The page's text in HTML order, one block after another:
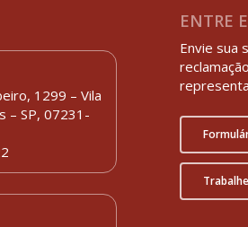
1299 – Vila
– SP, 07231-
ENTRE
Envie sua